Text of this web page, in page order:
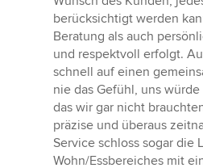
berücksichtigt werden
Beratung als auch
und respektvoll erfolgt.
schnell auf einen
nie das Gefühl, uns
das wir gar nicht
präzise und überaus
Service schloss sogar die
Wohn/Essbereiches mit